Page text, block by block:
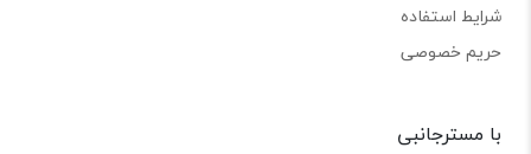
شرایط استفاده
حریم خصوصی
با مسترجانبی